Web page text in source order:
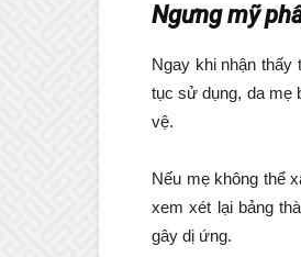
Ngưng mỹ
Ngay khi nhận thấy
tục sử dụng, da mẹ
vệ.
Nếu mẹ không thể
xem xét lại bảng
gây dị ứng.